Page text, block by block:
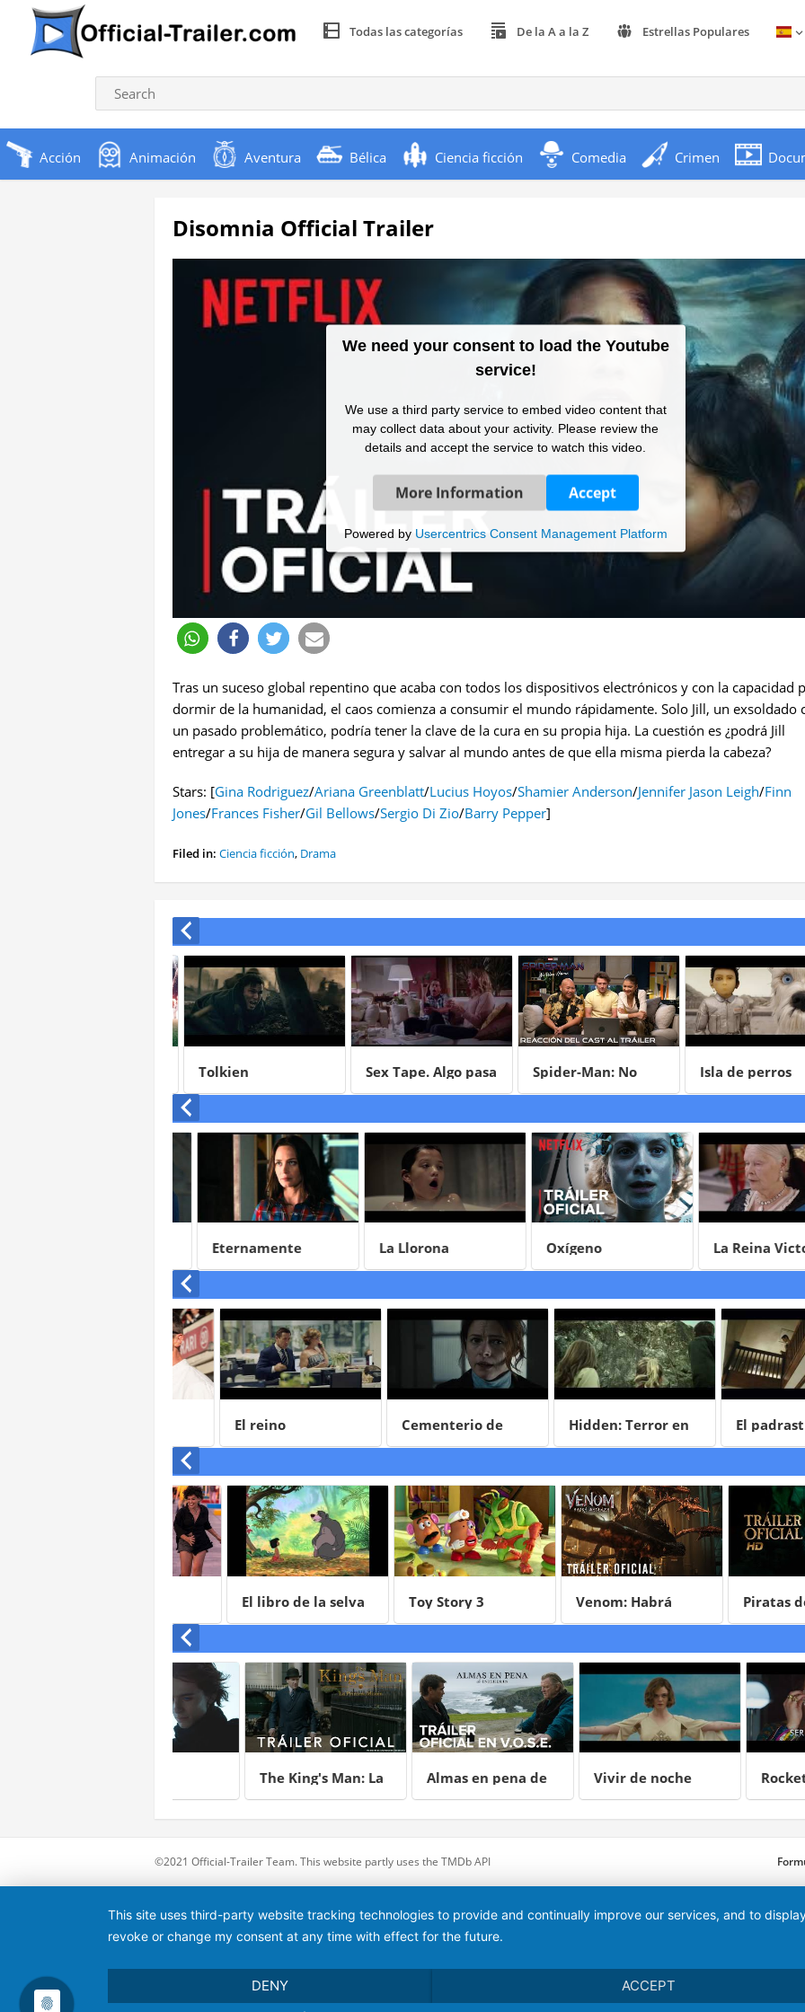
Todas las categorías De la A a la Z Estrellas Populares
Acción Animación Aventura Bélica Ciencia ficción Comedia Crimen
Disomnia Official Trailer
We need your consent to load the Youtube
service!
We use a third party service to embed video content that
may collect data about your activity. Please review the
details and accept the service to watch this video.
More Information Accept
Powered by Usercentrics Consent Management Platform
Tras un suceso global repentino que acaba con todos los dispositivos electrónicos y con la capacidad
dormir de la humanidad, el caos comienza a consumir el mundo rápidamente. Solo Jill, un exsoldado
un pasado problemático, podría tener la clave de la cura en su propia hija. La cuestión es ¿podrá Jill
entregar a su hija de manera segura y salvar al mundo antes de que ella misma pierda la cabeza?
Stars: [Gina Rodriguez/Ariana Greenblatt/Lucius Hoyos/Shamier Anderson/Jennifer Jason Leigh/Finn
Jones/Frances Fisher/Gil Bellows/Sergio Di Zio/Barry Pepper]
Filed in: Ciencia ficción, Drama
Tolkien
Sex Tape. Algo pasa
en la nube
Spider-Man: No
Way Home
Isla de perros
Eternamente
comprometidos
La Llorona Oxígeno
La Reina
Abdul
El reino
Cementerio de
animales
Hidden: Terror en
Kingsville
El padrastro
El libro de la selva Toy Story 3
Venom: Habrá
Matanza
Piratas del
La venganza de
The King's Man: La
primera misión
Almas en pena de
Inisherin
Vivir de noche Rocketman
©2021 Official-Trailer Team. This website partly uses the TMDb API
This site uses third-party website tracking technologies to provide and continually improve our services, and to
revoke or change my consent at any time with effect for the future.
DENY ACCEPT